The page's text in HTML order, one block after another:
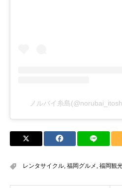
ノルバイ糸島
レンタサイクル 福岡グルメ 福岡観